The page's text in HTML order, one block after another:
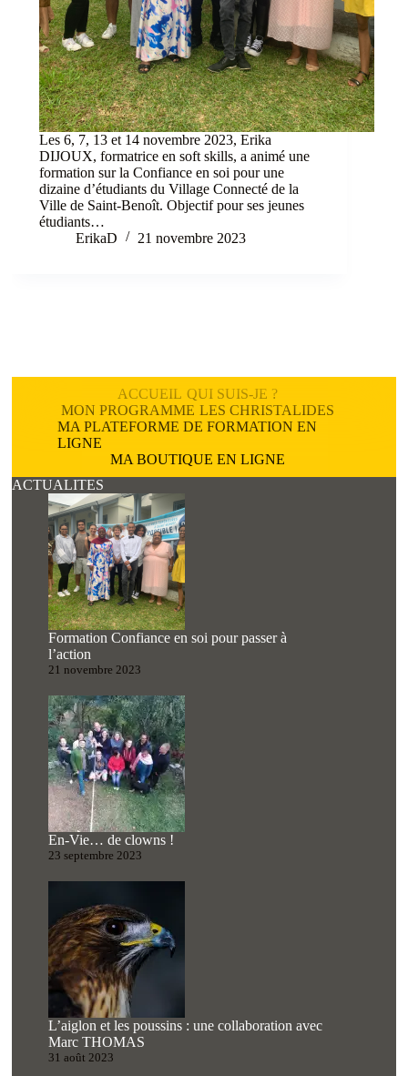
Les 6, 7, 13 et 14 novembre 2023, Erika
DIJOUX, formatrice en soft skills, a animé une
formation sur la Confiance en soi pour une
dizaine d’étudiants du Village Connecté de la
Ville de Saint-Benoît. Objectif pour ses jeunes
étudiants…
ErikaD
21 novembre 2023
ACCUEIL QUI SUIS-JE ?
MON PROGRAMME LES CHRISTALIDES
MA PLATEFORME DE FORMATION EN
LIGNE
MA BOUTIQUE EN LIGNE
ACTUALITES
Formation Confiance en soi pour passer à
l’action
21 novembre 2023
En-Vie… de clowns !
23 septembre 2023
L’aiglon et les poussins : une collaboration avec
Marc THOMAS
31 août 2023